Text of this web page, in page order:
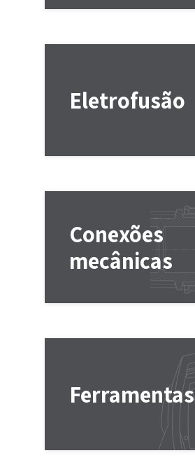
Eletrofusão
Conexões
mecânicas
Ferramentas